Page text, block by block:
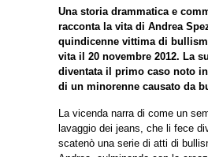
Una storia drammatica e
racconta la vita di Andrea
quindicenne vittima di
vita il 20 novembre 2012. La
diventata il primo caso noto
di un minorenne causato da
La vicenda narra di come un
lavaggio dei jeans, che li fece
scatenò una serie di atti di